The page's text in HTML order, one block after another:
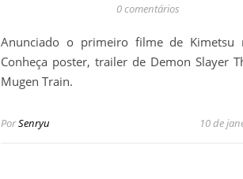
0 comentários
Anunciado o primeiro filme de Kimetsu
Conheça poster, trailer de Demon Slayer
Mugen Train.
PorSenryu 10 de